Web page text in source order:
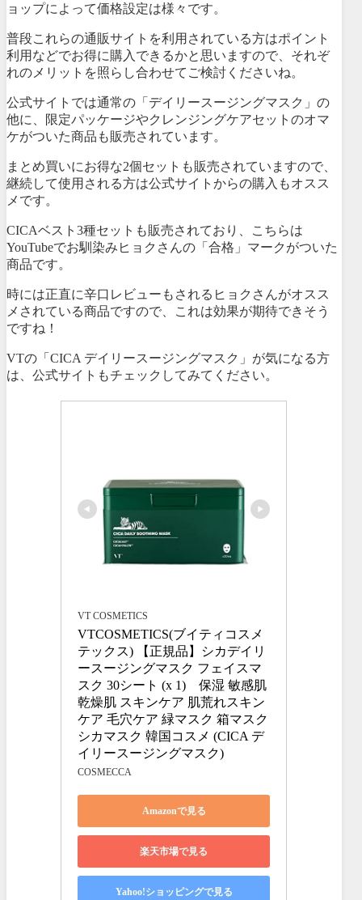
ョップによって価格設定は様々です。
普段これらの通販サイトを利用されている方はポイント
利用などでお得に購入できるかと思いますので、それぞ
れのメリットを照らし合わせてご検討くださいね。
公式サイトでは通常の「デイリースージングマスク」の
他に、限定パッケージやクレンジングケアセットのオマ
ケがついた商品も販売されています。
まとめ買いにお得な2個セットも販売されていますので、
継続して使用される方は公式サイトからの購入もオスス
メです。
CICAベスト3種セットも販売されており、こちらは
YouTubeでお馴染みヒョクさんの「合格」マークがついた
商品です。
時には正直に辛口レビューもされるヒョクさんがオスス
メされている商品ですので、これは効果が期待できそう
ですね！
VTの「CICA デイリースージングマスク」が気になる方
は、公式サイトもチェックしてみてください。
VT COSMETICS
VTCOSMETICS(ブイティコスメ
テックス) 【正規品】シカデイリ
ースージングマスク フェイスマ
スク 30シート (x 1)　保湿 敏感肌
乾燥肌 スキンケア 肌荒れスキン
ケア 毛穴ケア 緑マスク 箱マスク
シカマスク 韓国コスメ (CICA デ
イリースージングマスク)
COSMECCA
Amazonで見る
楽天市場で見る
Yahoo!ショッピングで見る